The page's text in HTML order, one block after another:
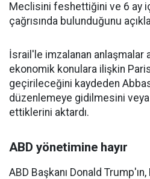
Meclisini feshettiğini ve 6 ay
çağrısında bulunduğunu
İsrail'le imzalanan anlaşmalar
ekonomik konulara ilişkin
geçirileceğini kaydeden
düzenlemeye gidilmesini
ettiklerini aktardı.
ABD yönetimine hayır
ABD Başkanı Donald